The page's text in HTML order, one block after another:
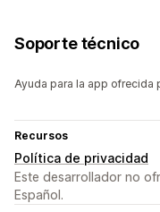
Soporte técnico
Ayuda para la app ofrecida
Recursos
Política de privacidad
Este desarrollador no
Español.